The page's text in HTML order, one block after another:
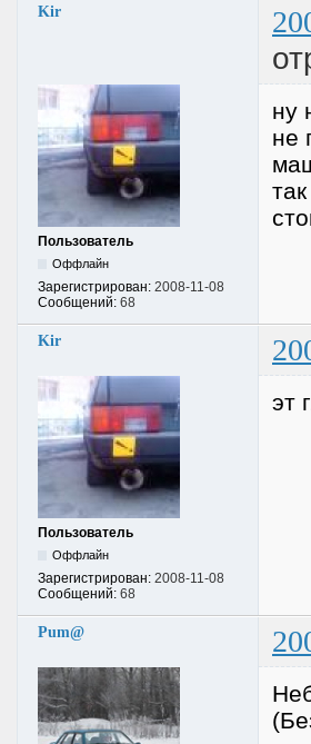
Kir
Пользователь
Оффлайн
Зарегистрирован: 2008-11-08
Сообщений: 68
ну
не
Kir
Пользователь
Оффлайн
Зарегистрирован: 2008-11-08
Сообщений: 68
эт
Pum@